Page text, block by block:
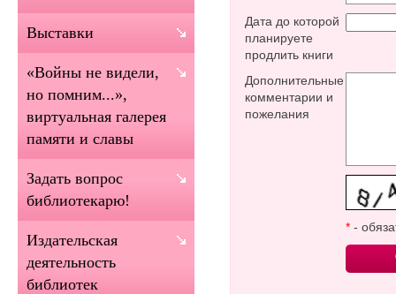
Дата до которой
планируете
продлить книги
Дополнительные
комментарии и
пожелания
* -
Выставки
«Войны не видели,
но помним...»,
виртуальная галерея
памяти и славы
Задать вопрос
библиотекарю!
Издательская
деятельность
библиотек